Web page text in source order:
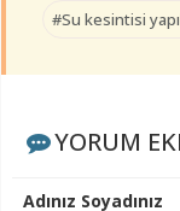
#Su kesintisi
YORUM
Adınız Soyadınız